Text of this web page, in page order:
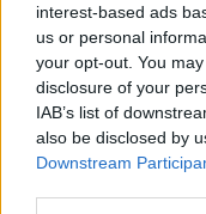
interest-based ads
us or personal
your opt-out. You
disclosure of your
IAB’s list of
also be disclosed by
Downstream